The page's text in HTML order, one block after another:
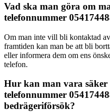
Vad ska man göra om
telefonnummer
Om man inte vill bli kontaktad
framtiden kan man be att bli
eller informera dem om ens
telefon.
Hur kan man vara
telefonnummer
bedrägeriförsök?